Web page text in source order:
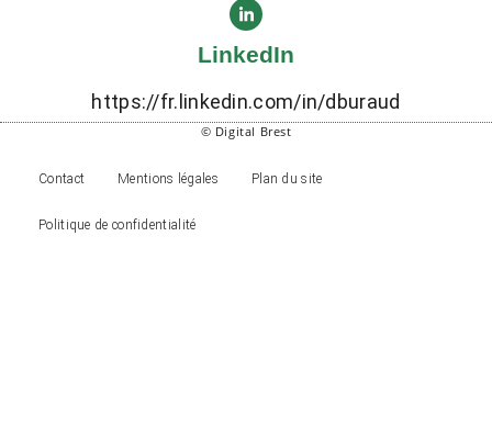
LinkedIn
https://fr.linkedin.com/in/dburaud
© Digital Brest
Contact Mentions légales Plan du site
Politique de confidentialité